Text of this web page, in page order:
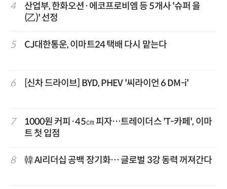
4
산업부, 한화오션·에코프로비엠 등 5개사 '슈퍼 을
(乙)' 선정
5 CJ대한통운, 이마트24 택배 다시 맡는다
6 [신차 드라이브] BYD, PHEV '씨라이언 6 DM-i'
7
1000원 커피·45㎝ 피자…트레이더스 'T-카페', 이마
트 첫 입점
8 韓 AI리더십 공백 장기화… 글로벌 3강 동력 꺼져간다